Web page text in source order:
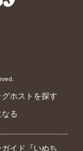
ホストを探す
なる
イド『いぬち